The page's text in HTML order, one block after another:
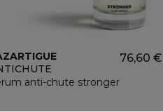
anti-chute stronger
76,60 €